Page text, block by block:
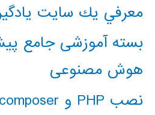
معرفي يك سايت
بسته آموزشی جامع
هوش مصنوعی
نصب PHP و composer در ویندوز 10